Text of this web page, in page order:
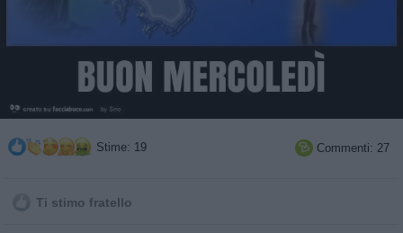
Stime: 19  Commenti: 27
Ti stimo fratello